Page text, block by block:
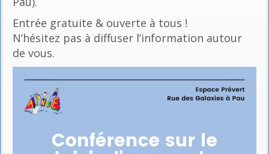
Entrée gratuite & ouverte à tous !
N’hésitez pas à diffuser l’information autour
de vous.